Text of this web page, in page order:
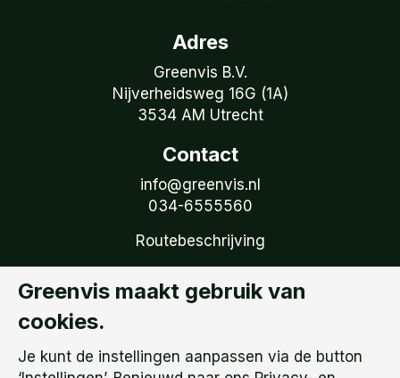
Adres
Greenvis B.V.
Nijverheidsweg 16G (1A)
3534 AM Utrecht
Contact
info@greenvis.nl
034-6555560
Routebeschrijving
Volg Greenvis
Ontvang onze tweemaandelijkse nieuwsbrief
Privacy- en cookiebeleid
Greenvis maakt gebruik van
cookies.
Je kunt de instellingen aanpassen via de button